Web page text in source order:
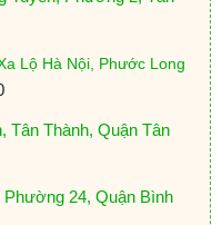
Lộ Hà Nội, Phước Long
Tân Thành, Quận Tân
24, Quận Bình